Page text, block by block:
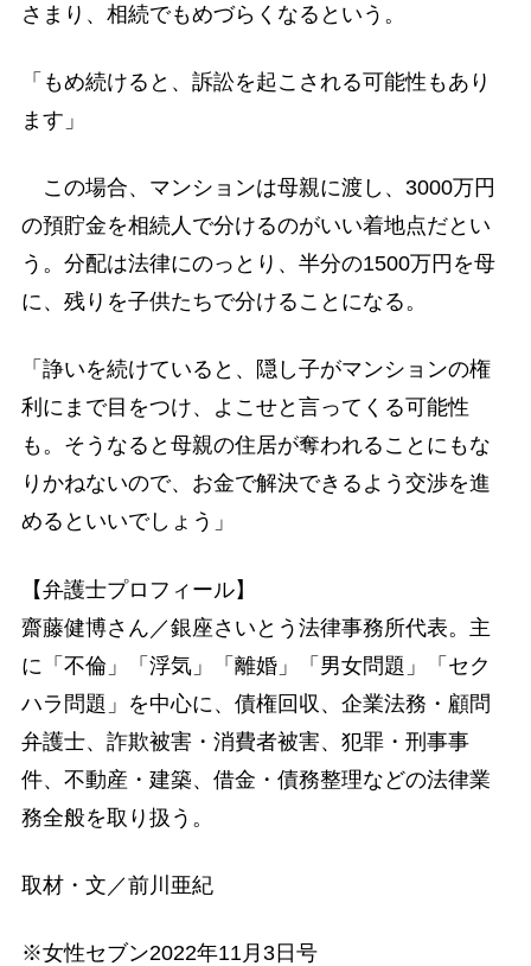
さまり、相続でもめづらくなるという。
「もめ続けると、訴訟を起こされる可能性もあり
ます」
この場合、マンションは母親に渡し、3000万円
の預貯金を相続人で分けるのがいい着地点だとい
う。分配は法律にのっとり、半分の1500万円を母
に、残りを子供たちで分けることになる。
「諍いを続けていると、隠し子がマンションの権
利にまで目をつけ、よこせと言ってくる可能性
も。そうなると母親の住居が奪われることにもな
りかねないので、お金で解決できるよう交渉を進
めるといいでしょう」
【弁護士プロフィール】
齋藤健博さん／銀座さいとう法律事務所代表。主
に「不倫」「浮気」「離婚」「男女問題」「セク
ハラ問題」を中心に、債権回収、企業法務・顧問
弁護士、詐欺被害・消費者被害、犯罪・刑事事
件、不動産・建築、借金・債務整理などの法律業
務全般を取り扱う。
取材・文／前川亜紀
※女性セブン2022年11月3日号